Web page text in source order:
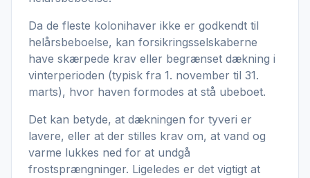
Da de fleste kolonihaver ikke er godkendt til
helårsbeboelse, kan forsikringsselskaberne
have skærpede krav eller begrænset dækning i
vinterperioden (typisk fra 1. november til 31.
marts), hvor haven formodes at stå ubeboet.
Det kan betyde, at dækningen for tyveri er
lavere, eller at der stilles krav om, at vand og
varme lukkes ned for at undgå
frostsprængninger. Ligeledes er det vigtigt at